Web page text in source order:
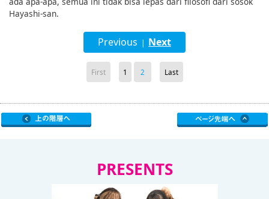
Hayashi-san.
Previous | Next
First 1 2 Last
PRESENTS